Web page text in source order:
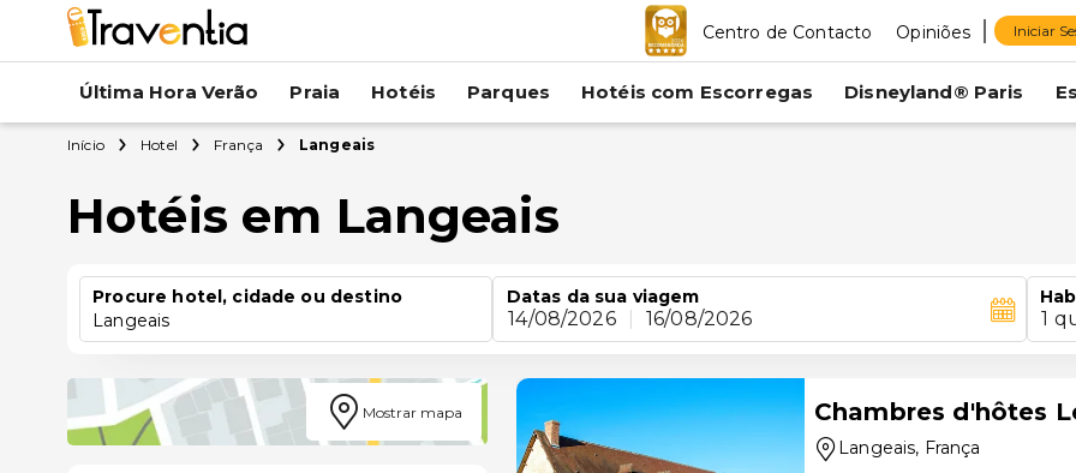
Centro de Contacto Opiniões Iniciar
Última Hora Verão Praia Hotéis Parques Hotéis com Escorregas Disneyland® Paris
Início Hotel França Langeais
Hotéis em Langeais
Procure hotel, cidade ou destino
Langeais
Datas da sua viagem
14/08/2026 16/08/2026 1
Mostrar mapa Chambres d'hôtes
Langeais, França